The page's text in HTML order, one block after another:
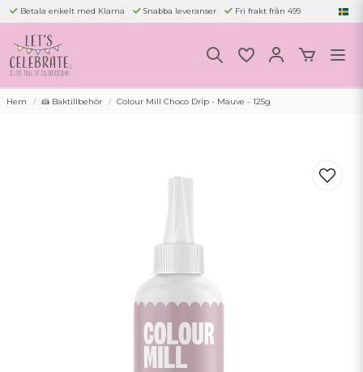
Betala enkelt med Klarna Snabba leveranser Fri frakt från 499
Hem 🍰 Baktillbehör Colour Mill Choco Drip - Mauve - 125g